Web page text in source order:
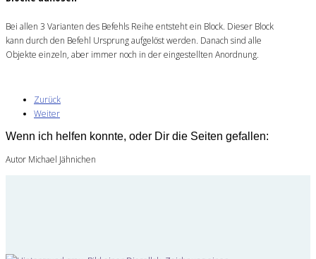
Bei allen 3 Varianten des Befehls Reihe entsteht ein Block. Dieser Block
kann durch den Befehl Ursprung aufgelöst werden. Danach sind alle
Objekte einzeln, aber immer noch in der eingestellten Anordnung.
Zurück
Weiter
Wenn ich helfen konnte, oder Dir die Seiten gefallen:
Autor Michael Jähnichen